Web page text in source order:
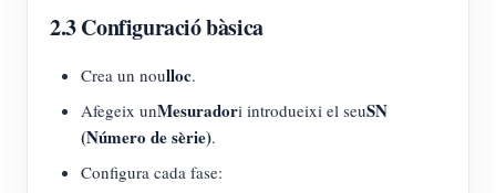
2.3 Configuració bàsica
Crea un noulloc.
Afegeix unMesuradori introdueixi el seuSN
(Número de sèrie).
Configura cada fase: